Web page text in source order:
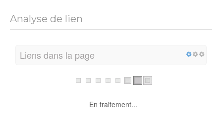
Analyse de lien
Liens dans la page
En traitement...